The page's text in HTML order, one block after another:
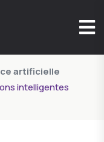
artificielle
intelligentes